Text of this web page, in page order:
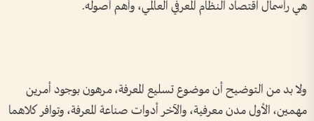
هي رأسمال اقتصاد النظام المعرفي العالمي، وأهم أصوله.
ولا بد من التوضيح أن موضوع تسليع المعرفة، مرهون بوجود أمرين
مهمين، الأول مدن معرفية، والآخر أدوات صناعة المعرفة، وتوافر كلاهما